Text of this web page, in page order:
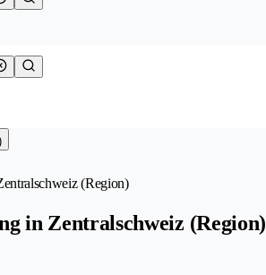
(Region)
in Zentralschweiz (Region)